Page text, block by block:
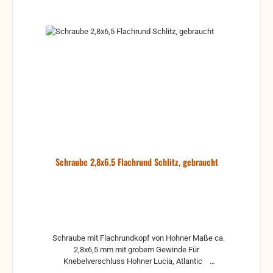
Schraube 2,8x6,5 Flachrund Schlitz, gebraucht
2,8x6,5 mm mit grobem Gewinde Für
Knebelverschluss Hohner Lucia, Atlantic